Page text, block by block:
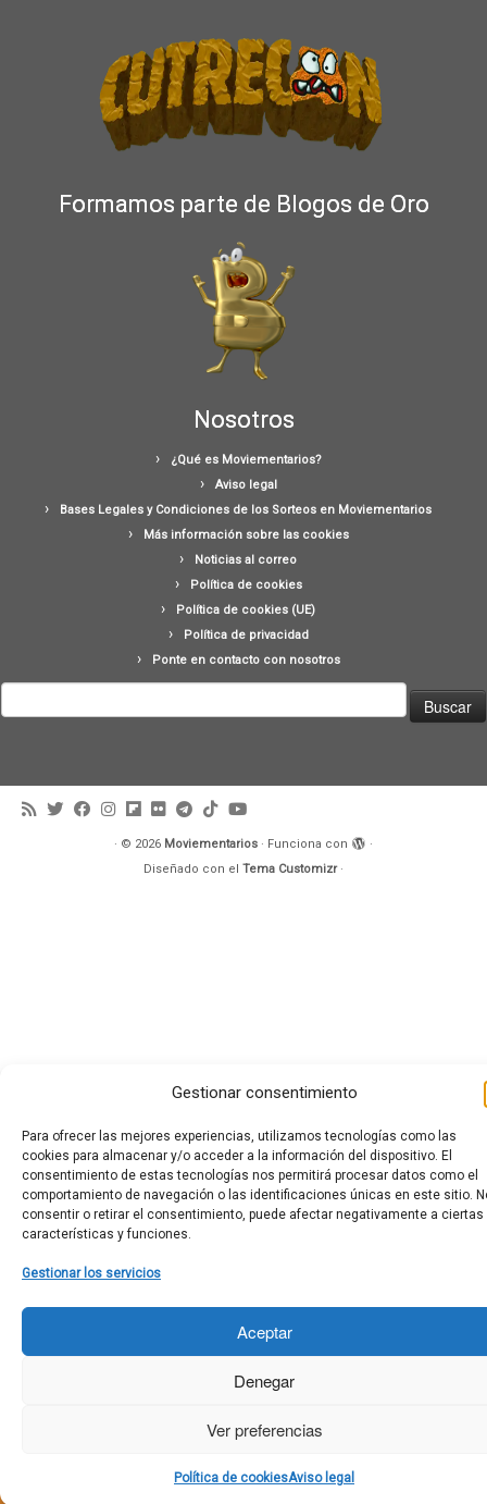
Gestionar consentimiento
Para ofrecer las mejores experiencias, utilizamos tecnologías como las
cookies para almacenar y/o acceder a la información del dispositivo. El
consentimiento de estas tecnologías nos permitirá procesar datos como el
comportamiento de navegación o las identificaciones únicas en este sitio.
consentir o retirar el consentimiento, puede afectar negativamente a ciertas
características y funciones.
Gestionar los servicios
Aceptar
Denegar
Ver preferencias
Política de cookiesAviso legal
Formamos parte de Blogos de Oro
Nosotros
¿Qué es Moviementarios?
Aviso legal
Bases Legales y Condiciones de los Sorteos en Moviementarios
Más información sobre las cookies
Noticias al correo
Política de cookies
Política de cookies (UE)
Política de privacidad
Ponte en contacto con nosotros
· © 2026 Moviementarios · Funciona con
·
Diseñado con el Tema Customizr·